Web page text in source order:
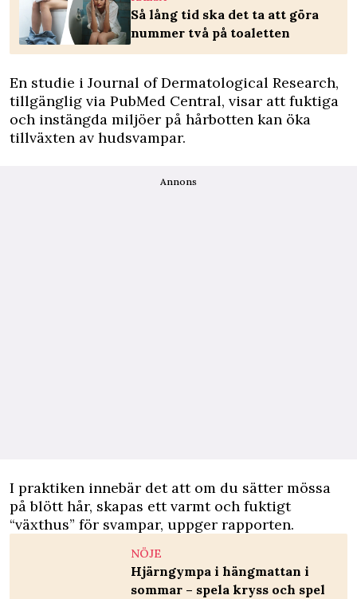
Så lång tid ska det ta att göra
nummer två på toaletten
En studie i Journal of Dermatological Research,
tillgänglig via PubMed Central, visar att fuktiga
och instängda miljöer på hårbotten kan öka
tillväxten av hudsvampar.
Annons
I praktiken innebär det att om du sätter mössa
på blött hår, skapas ett varmt och fuktigt
“växthus” för svampar, uppger rapporten.
NÖJE
Hjärngympa i hängmattan i
sommar – spela kryss och spel